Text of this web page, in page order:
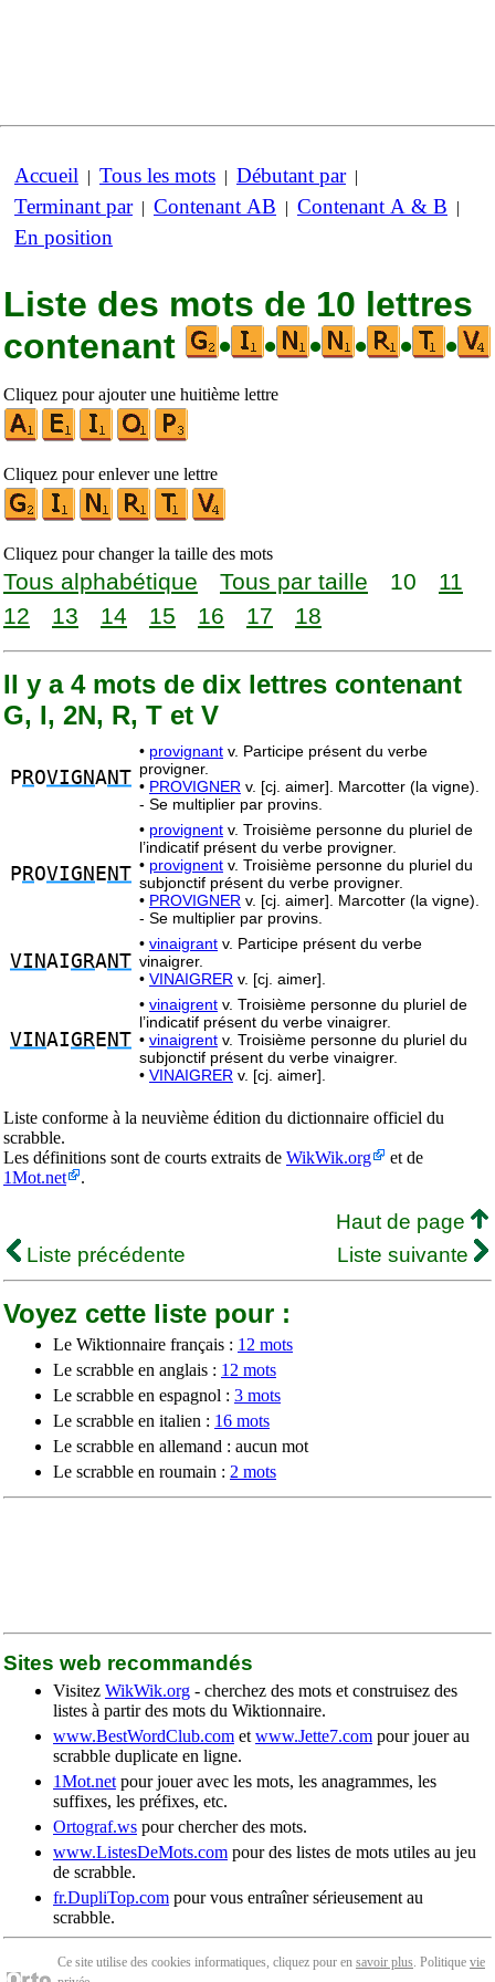
Accueil | Tous les mots | Débutant par|
Terminant par| Contenant AB | Contenant A & B |
En position
Liste des mots de 10 lettres
contenant
• • • • • •
Cliquez pour ajouter une huitième lettre
Cliquez pour enlever une lettre
Cliquez pour changer la taille des mots
Tous alphabétique Tous par taille 10
11
12
13 14 15 16 17 18
Il y a 4 mots de dix lettres contenant
G, I, 2N, R, T et V
P ROVIGNANT
• provignant v. Participe présent du verbe
provigner.
• PROVIGNER v. [cj. aimer]. Marcotter (la vigne).
- Se multiplier par provins.
P ROVIGN E NT
• provignent v. Troisième personne du pluriel de
l’indicatif présent du verbe provigner.
• provignent v. Troisième personne du pluriel du
subjonctif présent du verbe provigner.
• PROVIGNER v. [cj. aimer]. Marcotter (la vigne).
- Se multiplier par provins.
VINAIGRANT
• vinaigrant v. Participe présent du verbe
vinaigrer.
• VINAIGRER v. [cj. aimer].
VINAIGRE NT
• vinaigrent v. Troisième personne du pluriel de
l’indicatif présent du verbe vinaigrer.
• vinaigrent v. Troisième personne du pluriel du
subjonctif présent du verbe vinaigrer.
• VINAIGRER v. [cj. aimer].
Liste conforme à la neuvième édition du dictionnaire officiel du
scrabble.
Les définitions sont de courts extraits de WikWik.org
et de
1Mot.net
.
Haut de page
Liste précédente
Liste suivante
Voyez cette liste pour :
Le Wiktionnaire français : 12 mots
Le scrabble en anglais : 12 mots
Le scrabble en espagnol : 3 mots
Le scrabble en italien : 16 mots
Le scrabble en allemand : aucun mot
Le scrabble en roumain : 2 mots
Sites web recommandés
Visitez WikWik.org - cherchez des mots et construisez des
listes à partir des mots du Wiktionnaire.
www.BestWordClub.com et www.Jette7.com pour jouer au
scrabble duplicate en ligne.
1Mot.net pour jouer avec les mots, les anagrammes, les
suffixes, les préfixes, etc.
Ortograf.ws pour chercher des mots.
www.ListesDeMots.com pour des listes de mots utiles au jeu
de scrabble.
fr.DupliTop.com pour vous entraîner sérieusement au
scrabble.
Ce site utilise des cookies informatiques, cliquez pour en savoir plus. Politique vie